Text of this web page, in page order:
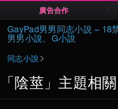
廣告合作
Skip
to
GayPad男男同志小說 – 18
男男小說、G小說
同志小說
「陰莖」主題相